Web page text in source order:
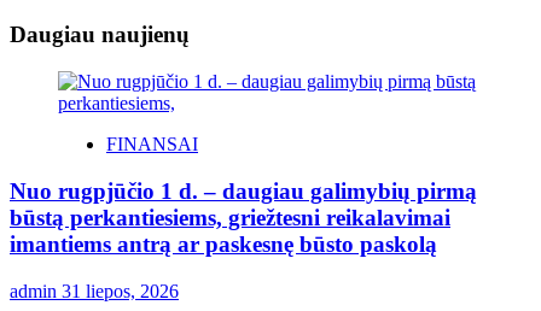
Daugiau naujienų
FINANSAI
Nuo rugpjūčio 1 d. – daugiau galimybių pirmą
būstą perkantiesiems, griežtesni reikalavimai
imantiems antrą ar paskesnę būsto paskolą
admin 31 liepos, 2026